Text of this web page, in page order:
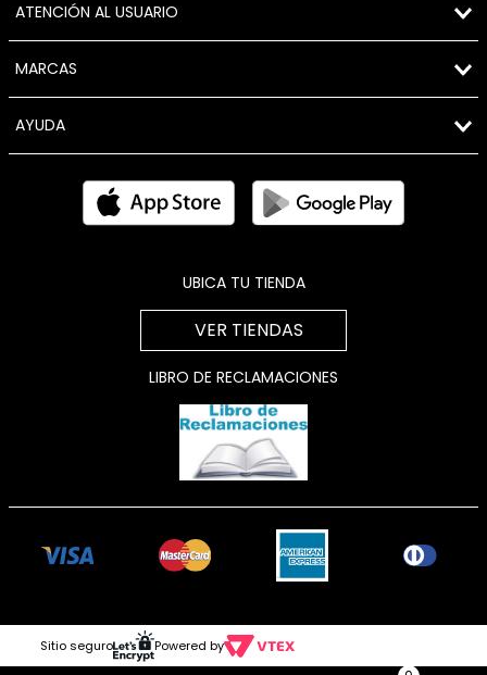
ATENCIÓN AL USUARIO
MARCAS
AYUDA
UBICA TU TIENDA
VER TIENDAS
LIBRO DE RECLAMACIONES
Sitio seguro Powered by